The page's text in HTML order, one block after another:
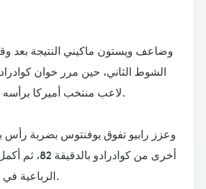
وضاعف ويستون ماكيني النتيجة بعد
الشوط الثاني، حين مرر خوان
لاعب منتخب أميركا برأسه إلى سقف الشباك.
وعزز رابيو تفوق يوفنتوس بضربة رأس
أخرى من
الرباعية في الوقت بدل الضائع.